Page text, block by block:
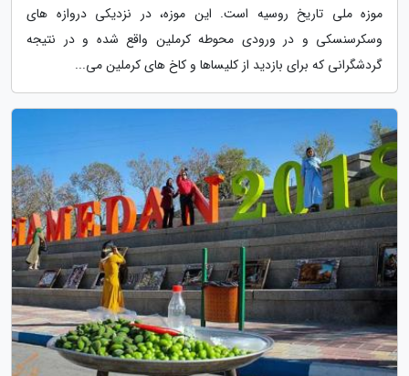
موزه ملی تاریخ روسیه است. این موزه، در نزدیکی دروازه های
وسکرسنسکی و در ورودی محوطه کرملین واقع شده و در نتیجه
گردشگرانی که برای بازدید از کلیساها و کاخ های کرملین می...